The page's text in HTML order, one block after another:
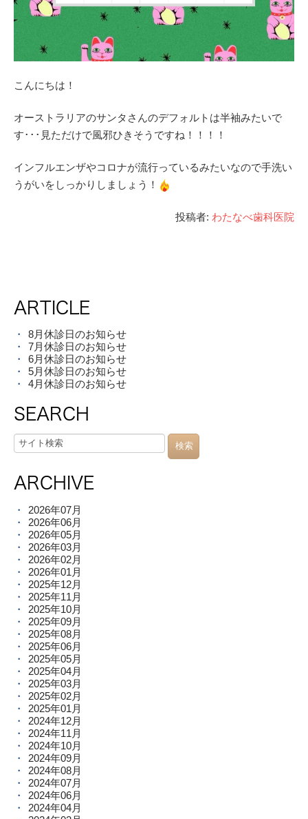
こんにちは！
オーストラリアのサンタさんのデフォルトは半袖みたいで
す･･･見ただけで風邪ひきそうですね！！！！
インフルエンザやコロナが流行っているみたいなので手洗い
うがいをしっかりしましょう！
投稿者: わたなべ歯科医院
ARTICLE
8月休診日のお知らせ
7月休診日のお知らせ
6月休診日のお知らせ
5月休診日のお知らせ
4月休診日のお知らせ
SEARCH
ARCHIVE
2026年07月
2026年06月
2026年05月
2026年03月
2026年02月
2026年01月
2025年12月
2025年11月
2025年10月
2025年09月
2025年08月
2025年06月
2025年05月
2025年04月
2025年03月
2025年02月
2025年01月
2024年12月
2024年11月
2024年10月
2024年09月
2024年08月
2024年07月
2024年06月
2024年04月